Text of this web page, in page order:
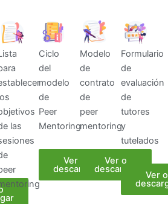
las
Ciclo
del
modelo
de
Peer
Mentoring
Ver o
descargar
Modelo
de
contrato
de
peer
mentoring
Ver o
descargar
Formulario
de
evaluación
de
tutores
y
tutelados
Ver o